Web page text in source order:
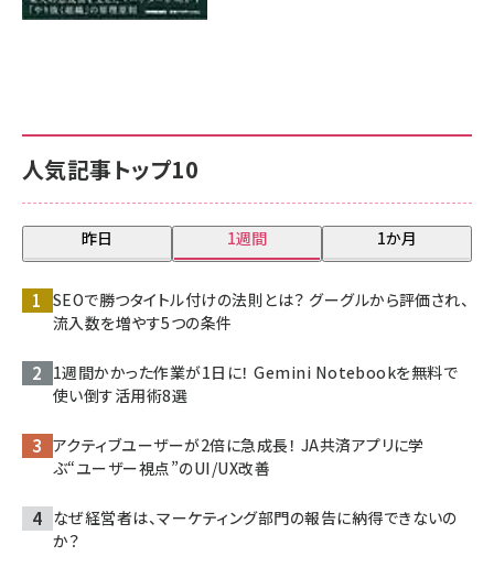
人気記事トップ10
昨日 1週間 1か月
SEOで勝つタイトル付けの法則とは？ グーグルから評価され、
流入数を増やす5つの条件
1週間かかった作業が1日に！ Gemini Notebookを無料で
使い倒す活用術8選
アクティブユーザーが2倍に急成長！ JA共済アプリに学
ぶ“ユーザー視点”のUI/UX改善
なぜ経営者は、マーケティング部門の報告に納得できないの
か？